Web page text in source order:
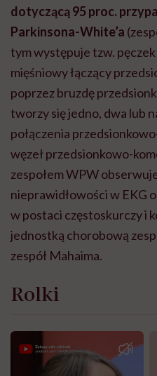
dotyczącą 95 proc.
Parkinsona-White’a
tym występuje tzw.
mięśniowy łączący
poprzez bruzdę
tworzy się jedno, dwa lub
połączenia
węzeł przedsionkowo-
zespołem WPW
nieprawidłowości w EKG
w postaci częstoskurczy i
jednostką chorobową
zespół Mahaima.
Rolki